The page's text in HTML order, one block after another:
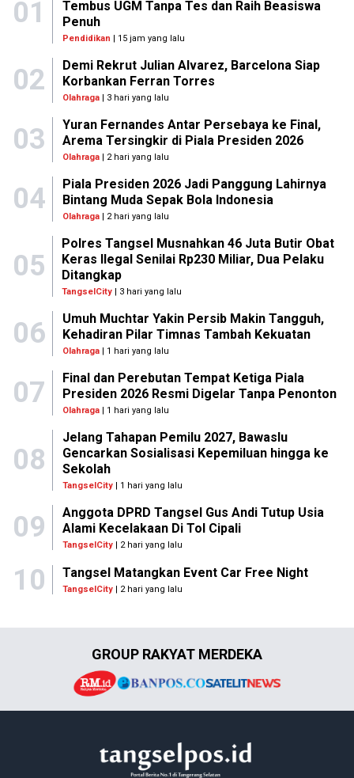
01
Tembus UGM Tanpa Tes dan Raih Beasiswa
Penuh
Pendidikan | 15 jam yang lalu
02
Demi Rekrut Julian Alvarez, Barcelona Siap
Korbankan Ferran Torres
Olahraga| 3 hari yang lalu
03
Yuran Fernandes Antar Persebaya ke Final,
Arema Tersingkir di Piala Presiden 2026
Olahraga| 2 hari yang lalu
04
Piala Presiden 2026 Jadi Panggung Lahirnya
Bintang Muda Sepak Bola Indonesia
Olahraga| 2 hari yang lalu
05
Polres Tangsel Musnahkan 46 Juta Butir Obat
Keras Ilegal Senilai Rp230 Miliar, Dua Pelaku
Ditangkap
TangselCity | 3 hari yang lalu
06
Umuh Muchtar Yakin Persib Makin Tangguh,
Kehadiran Pilar Timnas Tambah Kekuatan
Olahraga| 1 hari yang lalu
07
Final dan Perebutan Tempat Ketiga Piala
Presiden 2026 Resmi Digelar Tanpa Penonton
Olahraga| 1 hari yang lalu
08
Jelang Tahapan Pemilu 2027, Bawaslu
Gencarkan Sosialisasi Kepemiluan hingga ke
Sekolah
TangselCity| 1 hari yang lalu
09
Anggota DPRD Tangsel Gus Andi Tutup Usia
Alami Kecelakaan Di Tol Cipali
TangselCity| 2 hari yang lalu
10 Tangsel Matangkan Event Car Free Night
TangselCity | 2 hari yang lalu
GROUP RAKYAT MERDEKA